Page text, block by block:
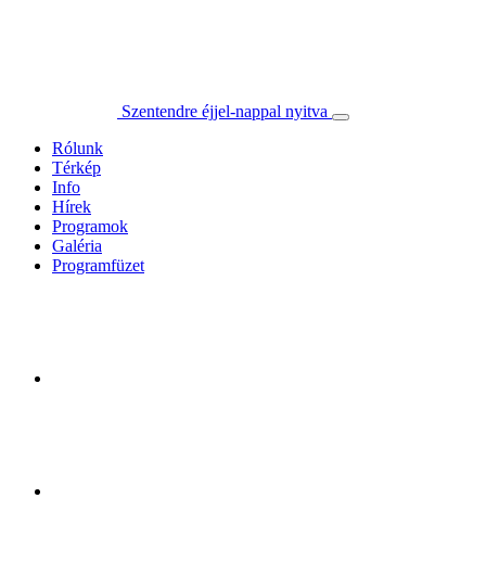
Szentendre éjjel-nappal nyitva
Rólunk
Térkép
Info
Hírek
Programok
Galéria
Programfüzet